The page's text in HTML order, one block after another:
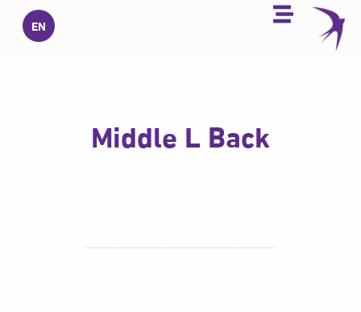
تخطي
المحتوى
EN
Middle L Back